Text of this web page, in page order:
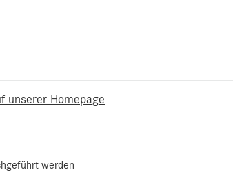
unserer Homepage
werden